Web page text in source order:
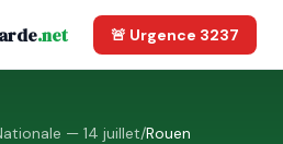
.net 🚨 Urgence 3237
— 14 juillet/Rouen